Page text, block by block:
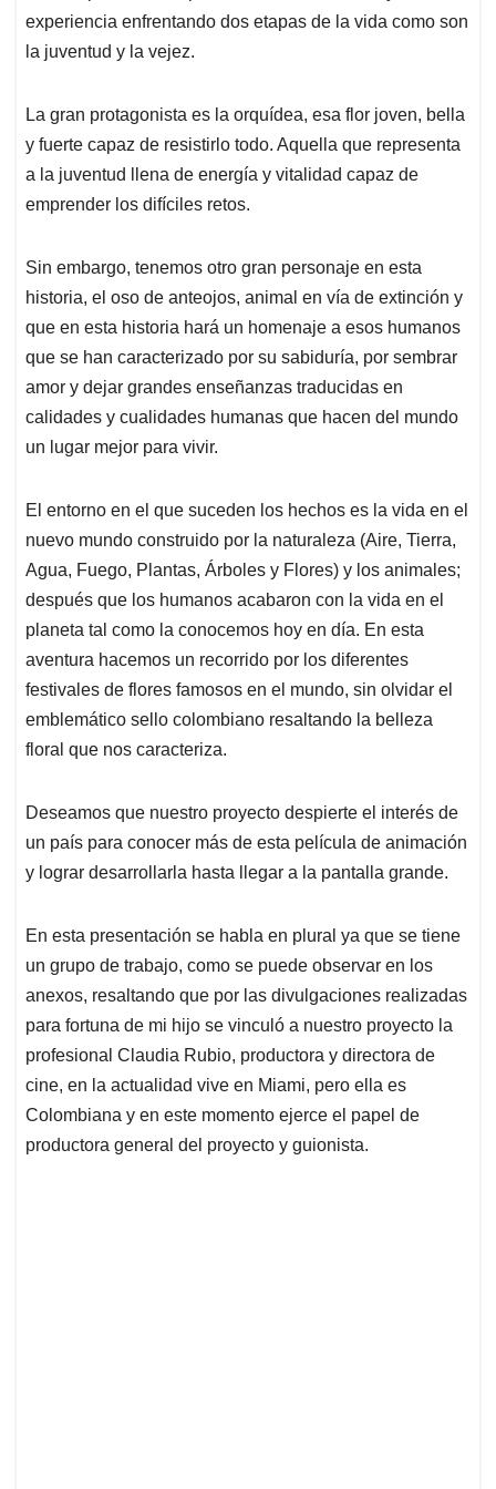
experiencia enfrentando dos etapas de la vida como son
la juventud y la vejez.
La gran protagonista es la orquídea, esa flor joven, bella
y fuerte capaz de resistirlo todo. Aquella que representa
a la juventud llena de energía y vitalidad capaz de
emprender los difíciles retos.
Sin embargo, tenemos otro gran personaje en esta
historia, el oso de anteojos, animal en vía de extinción y
que en esta historia hará un homenaje a esos humanos
que se han caracterizado por su sabiduría, por sembrar
amor y dejar grandes enseñanzas traducidas en
calidades y cualidades humanas que hacen del mundo
un lugar mejor para vivir.
El entorno en el que suceden los hechos es la vida en el
nuevo mundo construido por la naturaleza (Aire, Tierra,
Agua, Fuego, Plantas, Árboles y Flores) y los animales;
después que los humanos acabaron con la vida en el
planeta tal como la conocemos hoy en día. En esta
aventura hacemos un recorrido por los diferentes
festivales de flores famosos en el mundo, sin olvidar el
emblemático sello colombiano resaltando la belleza
floral que nos caracteriza.
Deseamos que nuestro proyecto despierte el interés de
un país para conocer más de esta película de animación
y lograr desarrollarla hasta llegar a la pantalla grande.
En esta presentación se habla en plural ya que se tiene
un grupo de trabajo, como se puede observar en los
anexos, resaltando que por las divulgaciones realizadas
para fortuna de mi hijo se vinculó a nuestro proyecto la
profesional Claudia Rubio, productora y directora de
cine, en la actualidad vive en Miami, pero ella es
Colombiana y en este momento ejerce el papel de
productora general del proyecto y guionista.